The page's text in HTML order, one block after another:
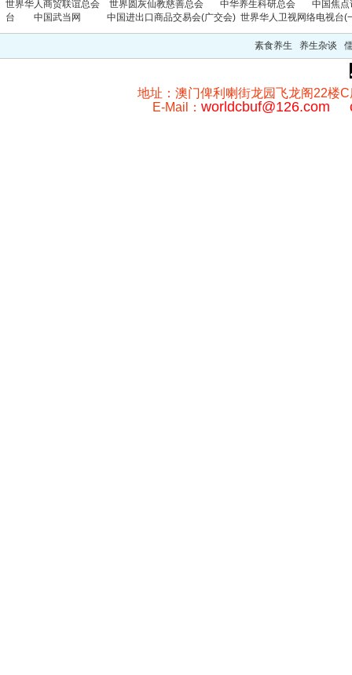
世界华人商贸联谊总会 世界圆灰仙教慈善总会 中华养生科研总会
中国焦点
台 中国武当网 中国进出口商品交易会(广交会) 世界华人卫视网络电视台(
素食养生 养生杂谈
地址：澳门俾利喇街龙园飞龙阁22楼
E-Mail： worldcbuf@126.com